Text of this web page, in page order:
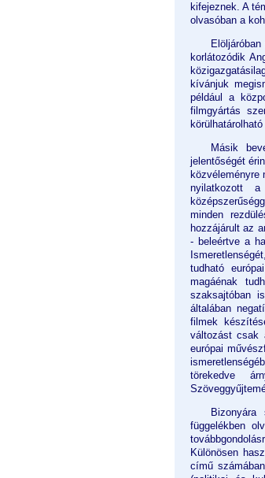
kifejeznek. A
olvasóban a
korlátozódik
kívánjuk
például a
filmgyártás
Másik
jelentőségét
nyilatkozott
minden
hozzájárult az
- beleértve a
tudható
magáénak
szaksajtóban
általában
filmek
változást csak
európai
törekedve
függelékben
Különösen
című